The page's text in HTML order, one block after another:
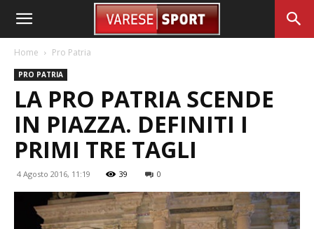
Home Pro Patria
PRO PATRIA
LA PRO PATRIA SCENDE
IN PIAZZA. DEFINITI I
PRIMI TRE TAGLI
4 Agosto 2016, 11:19 39 0